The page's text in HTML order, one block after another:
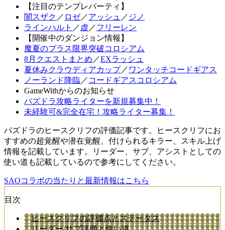
【注目のテンプレパーティ】
闇スザク ／ ロゼ／アッシュ ／ ジノ
ラインハルト ／ 虚 ／フリーレン
【開催中のダンジョン情報】
魔夏のプラス限界突破コロシアム
8月クエストまとめ ／EXラッシュ
夏休みクラウディアカップ／ ワンタッチコードギアス
ノーランド降臨／ コードギアスコロシアム
GameWithからのお知らせ
パズドラ攻略ライターを新規募集中！
未経験可&完全在宅！攻略ライター募集！
パズドラのヒースクリフの評価記事です。ヒースクリフにお
すすめの超覚醒や潜在覚醒、付けられるキラー、スキル上げ
情報を記載しています。リーダー、サブ、アシストとしての
使い道も記載しているので参考にしてください。
SAOコラボの当たりと最新情報はこちら
目次
ヒースクリフの評価点とステータス